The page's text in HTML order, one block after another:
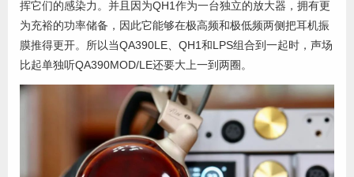
挥它们的感染力。并且因为QH1作为一台独立的放大器，拥有更
为充裕的功率储备，因此它能够在极高频和极低频两侧把耳机振
膜推得更开。所以当QA390LE、QH1和LPS组合到一起时，声场
比起单独听QA390MOD/LE还要大上一到两圈。